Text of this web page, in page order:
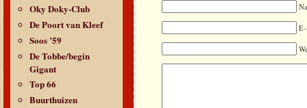
Oky Doky-Club
De Poort van Kleef
Soos ’59
De Tobbe/begin
Gigant
Top 66
Buurthuizen